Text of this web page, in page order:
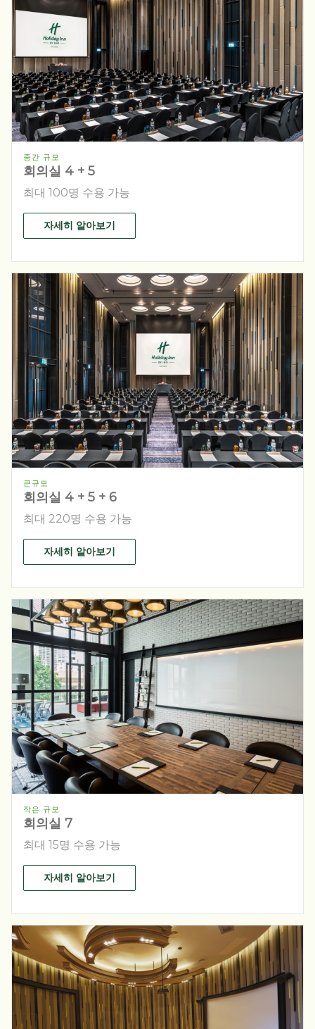
중간 규모
회의실 4 + 5
최대 100명 수용 가능
자세히 알아보기
큰규모
회의실 4 + 5 + 6
최대 220명 수용 가능
자세히 알아보기
작은 규모
회의실 7
최대 15명 수용 가능
자세히 알아보기